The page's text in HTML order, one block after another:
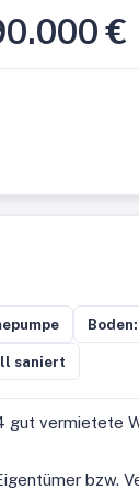
€
saniert
vermietete
bzw.